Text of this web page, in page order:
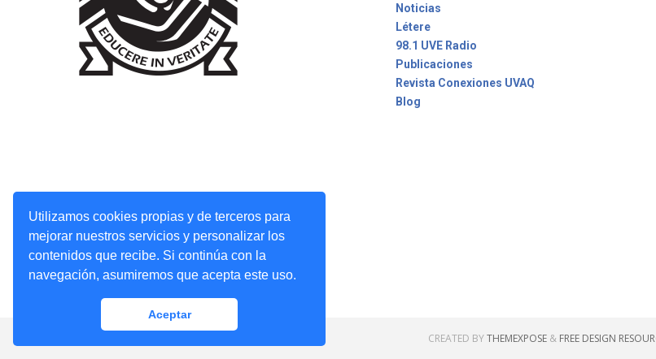
Utilizamos cookies propias y de terceros para
mejorar nuestros servicios y personalizar los
contenidos que recibe. Si continúa con la
navegación, asumiremos que acepta este uso.
Aceptar
Noticias
Létere
98.1 UVE Radio
Publicaciones
Revista Conexiones UVAQ
Blog
CREATED BYTHEMEXPOSE& FREE DESIGN